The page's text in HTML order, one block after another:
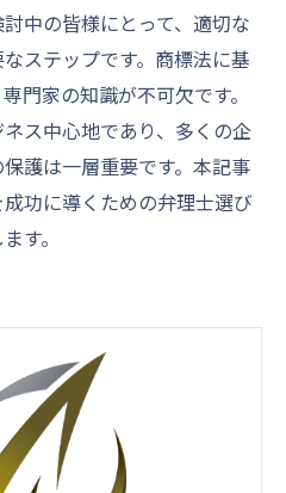
中の皆様にとって、適切な
ステップです。商標法に基
門家の知識が不可欠です。
ス中心地であり、多くの企
護は一層重要です。本記事
功に導くための弁理士選び
す。